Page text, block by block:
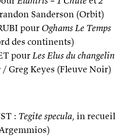
Sanderson (Orbit)
pour Oghams Le Temps
des continents)
pourLes Elus du changelin
/ Greg Keyes (Fleuve Noir)
: Tegite specula, in recueil